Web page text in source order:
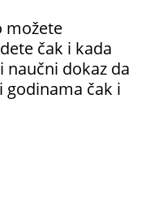
možete
čak i kada
naučni dokaz da
godinama čak i